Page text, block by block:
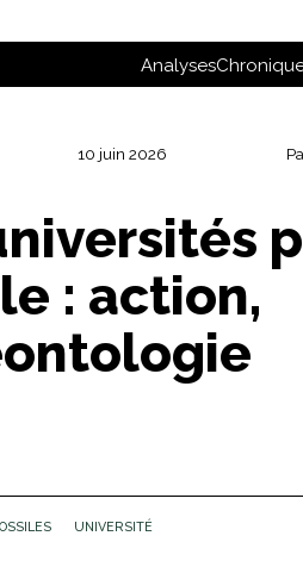
Analyses
10 juin 2026
: action,
UNIVERSITÉ